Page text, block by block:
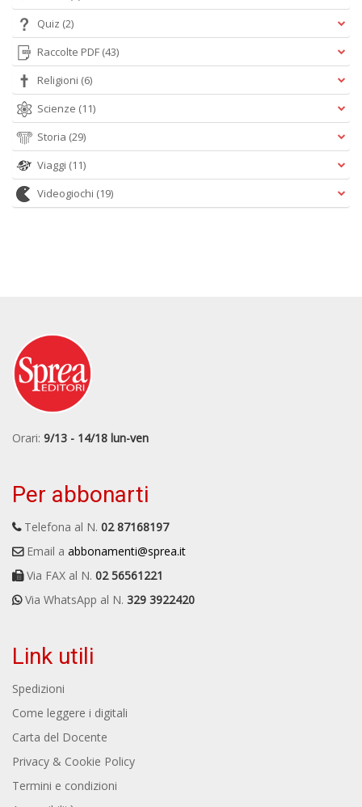
Quiz (2)
Raccolte PDF (43)
Religioni (6)
Scienze (11)
Storia (29)
Viaggi (11)
Videogiochi (19)
Orari: 9/13 - 14/18 lun-ven
Per abbonarti
Telefona al N. 02 87168197
Email a abbonamenti@sprea.it
Via FAX al N. 02 56561221
Via WhatsApp al N. 329 3922420
Link utili
Spedizioni
Come leggere i digitali
Carta del Docente
Privacy & Cookie Policy
Termini e condizioni